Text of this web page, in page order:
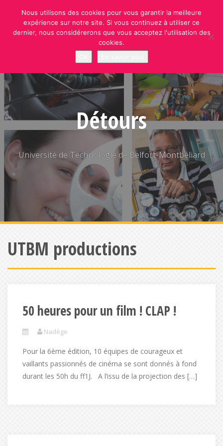
content
Détours
Université de Technologie de Belfort-Montbéliard
UTBM productions
50 heures pour un film ! CLAP !
Nadège
Pour la 6ème édition, 10 équipes de courageux et
vaillants passionnés de cinéma se sont donnés à fond
durant les 50h du ff1J. A l’issu de la projection des […]
Nous utilisons des cookies pour vous garantir la meilleure
expérience sur notre site. Si vous continuez à utiliser ce
dernier, nous considérerons que vous acceptez l'utilisation des
cookies.